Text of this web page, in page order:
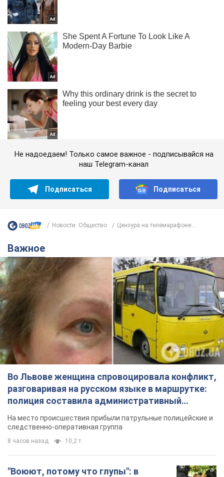
Не надоедаем! Только самое важное - подписывайся на
наш Telegram-канал
Подписаться Подписаться
Новости. Общество Цензура на телемарафоне:...
Важное
Во Львове женщина спровоцировала конфликт,
разговаривая на русском языке в маршрутке:
полиция составила административный
протокол. Видео
На место происшествия прибыли патрульные полицейские и
следственно-оперативная группа
8 часов назад 10,2 т.
"Воюют, потому что глупы": в